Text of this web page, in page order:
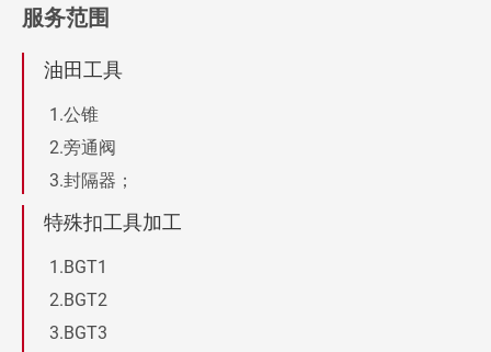
服务范围
油田工具
公锥
旁通阀
封隔器；
特殊扣工具加工
BGT1
BGT2
BGT3